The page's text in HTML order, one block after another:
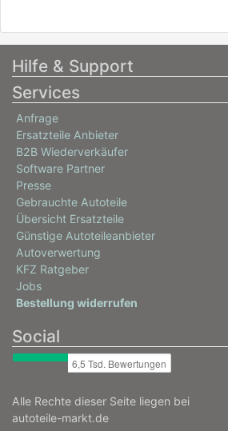
Hilfe & Support
Services
Anfrage
Ersatzteile Anbieter
B2B Wiederverkäufer
Software Partner
Presse
Gebrauchte Autoteile
Übersicht Ersatzteile
Günstige Autoteileanbieter
Autoverwertung
KFZ Ratgeber
Jobs
Bestellung widerrufen
Social
Alle Rechte dieser Seite liegen bei
autoteile-markt.de